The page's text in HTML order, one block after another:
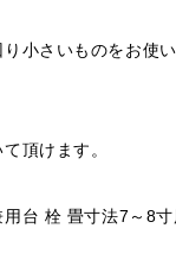
小さいものをお使い
頂けます。
台 栓 畳寸法7～8寸